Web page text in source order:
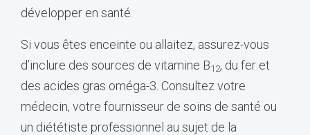
développer en santé.
Si vous êtes enceinte ou allaitez, assurez-vous
d’inclure des sources de vitamine B12, du fer et
des acides gras oméga-3. Consultez votre
médecin, votre fournisseur de soins de santé ou
un diététiste professionnel au sujet de la